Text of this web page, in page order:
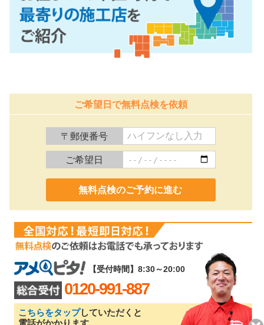
ご希望日で無料点検を依頼
〒郵便番号
ご希望日
0120-991-887
【受付時間】8:30～20:00
0120-991-887
こちらをタップしていただくと